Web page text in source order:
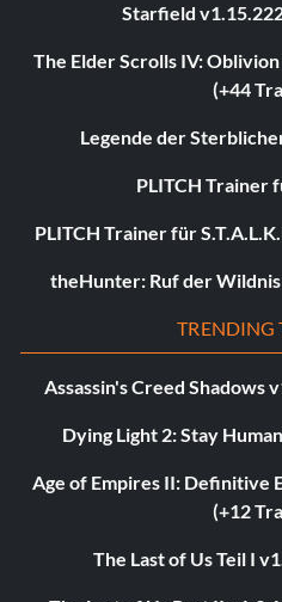
Starfield
The Elder Scrolls IV:
(+44
Legende der
PLITCH Trainer
PLITCH Trainer für
theHunter: Ruf der
TRENDING
Assassin's Creed Shadows
Dying Light 2: Stay
Age of Empires II: Definitive
(+12
The Last of Us Teil I